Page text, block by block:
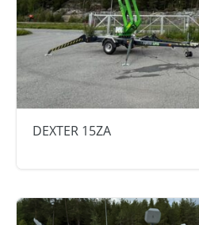
DEXTER 15ZA